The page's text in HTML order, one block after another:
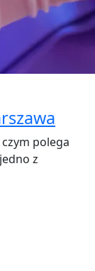
polega
z